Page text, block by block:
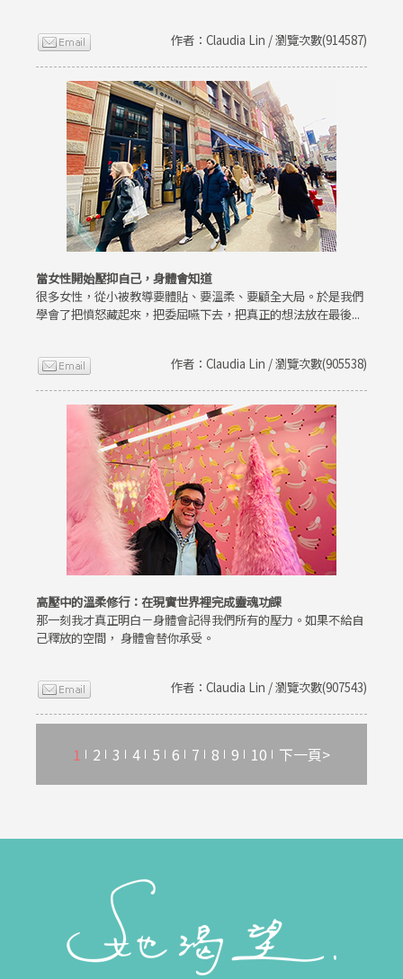
作者：Claudia Lin / 瀏覽次數(914587)
當女性開始壓抑自己，身體會知道
很多女性，從小被教導要體貼、要溫柔、要顧全大局。於是我們
學會了把憤怒藏起來，把委屈嚥下去，把真正的想法放在最後...
作者：Claudia Lin / 瀏覽次數(905538)
高壓中的溫柔修行：在現實世界裡完成靈魂功課
那一刻我才真正明白－身體會記得我們所有的壓力。如果不給自
己釋放的空間， 身體會替你承受。
作者：Claudia Lin / 瀏覽次數(907543)
1 2 3 4 5 6 7 8 9 10 下一頁>